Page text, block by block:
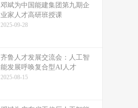
邓斌为中国能建集团第九期企
业家人才高研班授课
2025-09-28
齐鲁人才发展交流会：人工智
能发展呼唤复合型AI人才
2025-08-15